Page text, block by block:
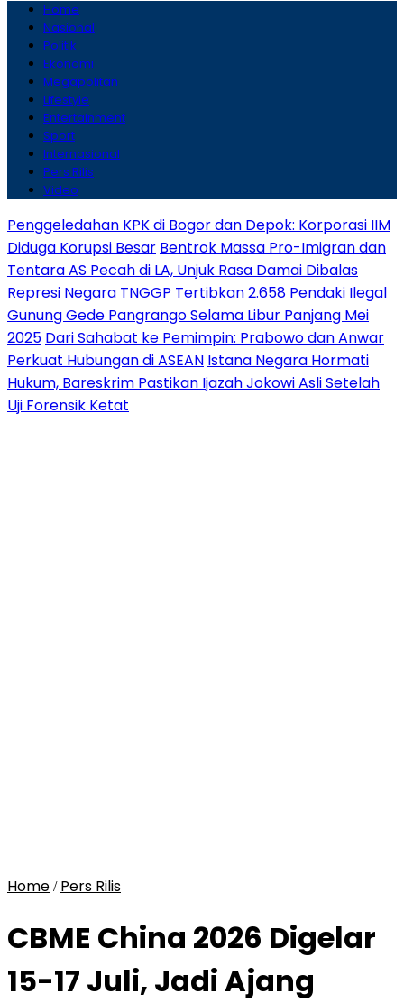
Home
Nasional
Politik
Ekonomi
Megapolitan
Lifestyle
Entertainment
Sport
Internasional
Pers Rilis
Video
Penggeledahan KPK di Bogor dan Depok: Korporasi IIM
Diduga Korupsi Besar Bentrok Massa Pro-Imigran dan
Tentara AS Pecah di LA, Unjuk Rasa Damai Dibalas
Represi Negara TNGGP Tertibkan 2.658 Pendaki Ilegal
Gunung Gede Pangrango Selama Libur Panjang Mei
2025 Dari Sahabat ke Pemimpin: Prabowo dan Anwar
Perkuat Hubungan di ASEAN Istana Negara Hormati
Hukum, Bareskrim Pastikan Ijazah Jokowi Asli Setelah
Uji Forensik Ketat
Home / Pers Rilis
CBME China 2026 Digelar
15-17 Juli, Jadi Ajang